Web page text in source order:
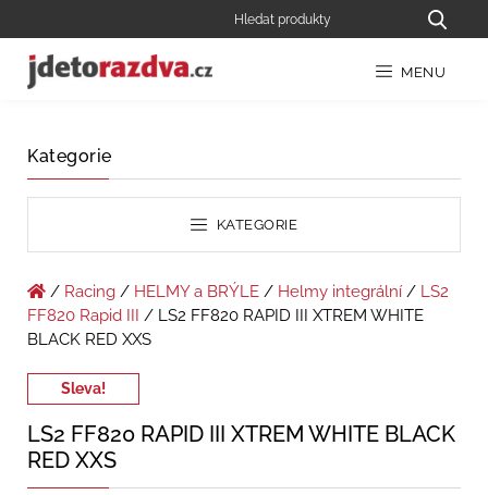
MENU
Kategorie
KATEGORIE
/ Racing / HELMY a BRÝLE / Helmy integrální / LS2
FF820 Rapid III
/ LS2 FF820 RAPID III XTREM WHITE
BLACK RED XXS
Sleva!
LS2 FF820 RAPID III XTREM WHITE BLACK
RED XXS